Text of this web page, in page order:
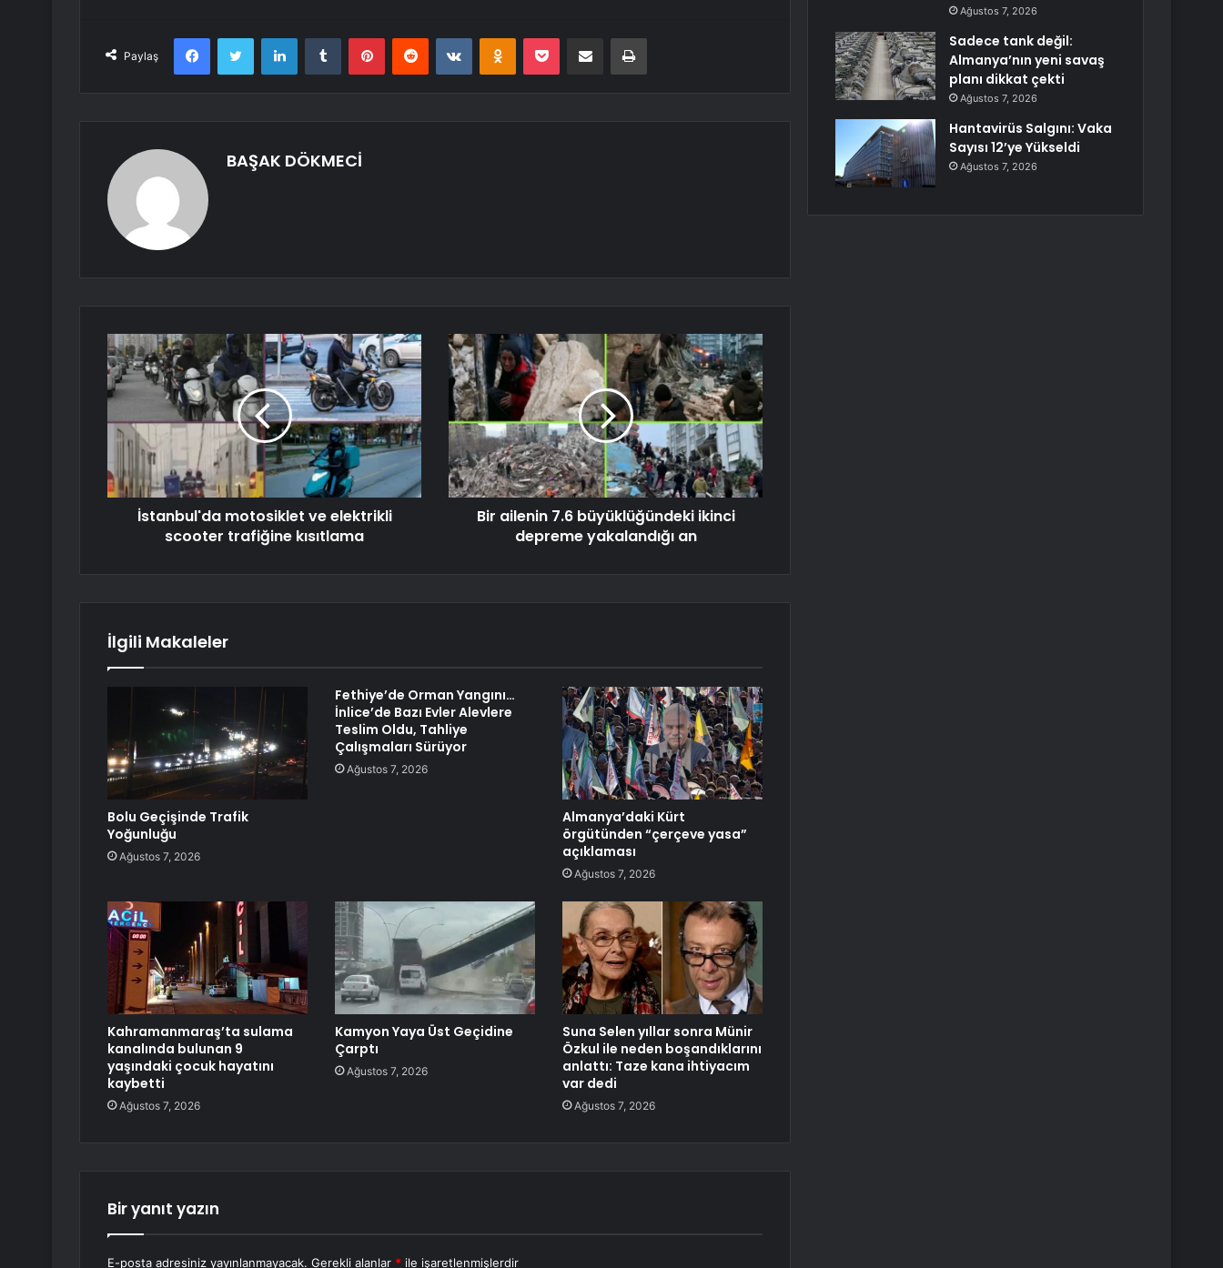
Paylaş
FacebookTwitter LinkedInTumblr PinterestReddit VKontakteOdnoklassniki
Pocket E-Posta ile paylaş Yazdır
BAŞAK DÖKMECİ
İstanbul'da motosiklet ve elektrikli
scooter trafiğine kısıtlama
Bir ailenin 7.6 büyüklüğündeki ikinci
depreme yakalandığı an
İlgili Makaleler
Bolu Geçişinde Trafik
Yoğunluğu
Ağustos 7, 2026
Fethiye’de Orman Yangını…
İnlice’de Bazı Evler Alevlere
Teslim Oldu, Tahliye
Çalışmaları Sürüyor
Ağustos 7, 2026
Almanya’daki Kürt
örgütünden “çerçeve yasa”
açıklaması
Ağustos 7, 2026
Kahramanmaraş’ta sulama
kanalında bulunan 9
yaşındaki çocuk hayatını
kaybetti
Ağustos 7, 2026
Kamyon Yaya Üst Geçidine
Çarptı
Ağustos 7, 2026
Suna Selen yıllar sonra Münir
Özkul ile neden boşandıklarını
anlattı: Taze kana ihtiyacım
var dedi
Ağustos 7, 2026
Bir yanıt yazın
E-posta adresiniz yayınlanmayacak. Gerekli alanlar * ile işaretlenmişlerdir
Ağustos 7, 2026
Sadece tank değil:
Almanya’nın yeni savaş
planı dikkat çekti
Ağustos 7, 2026
Hantavirüs Salgını: Vaka
Sayısı 12’ye Yükseldi
Ağustos 7, 2026